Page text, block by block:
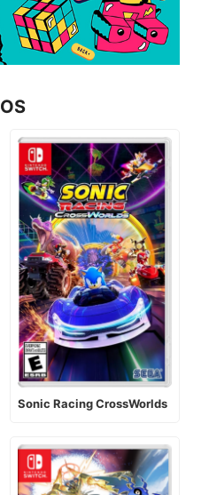
Sonic Racing CrossWorlds